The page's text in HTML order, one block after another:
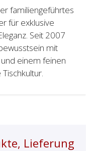
familiengeführtes
für exklusive
Seit 2007
mit
einem feinen
Lieferung